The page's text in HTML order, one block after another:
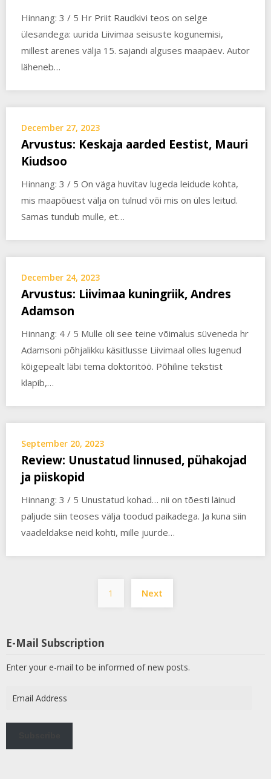
Hinnang: 3 / 5 Hr Priit Raudkivi teos on selge
ülesandega: uurida Liivimaa seisuste kogunemisi,
millest arenes välja 15. sajandi alguses maapäev. Autor
läheneb…
December 27, 2023
Arvustus: Keskaja aarded Eestist, Mauri
Kiudsoo
Hinnang: 3 / 5 On väga huvitav lugeda leidude kohta,
mis maapõuest välja on tulnud või mis on üles leitud.
Samas tundub mulle, et…
December 24, 2023
Arvustus: Liivimaa kuningriik, Andres
Adamson
Hinnang: 4 / 5 Mulle oli see teine võimalus süveneda hr
Adamsoni põhjalikku käsitlusse Liivimaal olles lugenud
kõigepealt läbi tema doktoritöö. Põhiline tekstist
klapib,…
September 20, 2023
Review: Unustatud linnused, pühakojad
ja piiskopid
Hinnang: 3 / 5 Unustatud kohad… nii on tõesti läinud
paljude siin teoses välja toodud paikadega. Ja kuna siin
vaadeldakse neid kohti, mille juurde…
Posts
pagination
1 Next
E-Mail Subscription
Enter your e-mail to be informed of new posts.
Address